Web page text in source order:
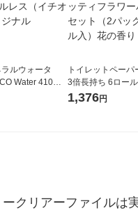
ラルウォータ
Water 410ml
）ラベルレス
オリジナル
トイレットペーパ
3倍長持ち 6ロール 75m 再生
紙配合 スコッティ
パック 1セット（
1,376円
クリアーファイルは